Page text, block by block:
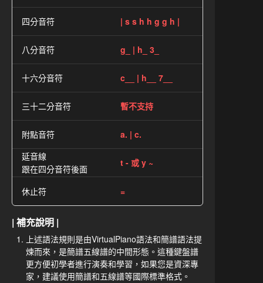
四分音符 | s s h h g g h |
八分音符 g_ | h_ 3_
十六分音符 c__ | h__ 7__
三十二分音符 暫不支持
附點音符
a. | c.
延音線
跟在四分音符後面
t - 或 y ~
休止符 =
| 補充說明 |
上述語法規則是由VirtualPiano語法和簡譜語法提
煉而來，是簡譜五線譜的中間形態。這種鍵盤譜
更方便初學者進行演奏和學習，如果您是資深專
家，建議使用簡譜和五線譜等國際標準格式。